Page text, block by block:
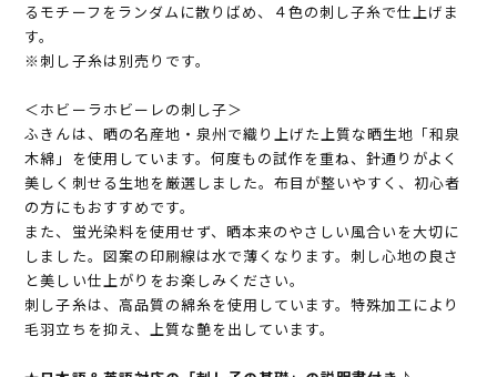
るモチーフをランダムに散りばめ、４色の刺し子糸で仕上げま
す。
※刺し子糸は別売りです。
＜ホビーラホビーレの刺し子＞
ふきんは、晒の名産地・泉州で織り上げた上質な晒生地「和泉
木綿」を使用しています。何度もの試作を重ね、針通りがよく
美しく刺せる生地を厳選しました。布目が整いやすく、初心者
の方にもおすすめです。
また、蛍光染料を使用せず、晒本来のやさしい風合いを大切に
しました。図案の印刷線は水で薄くなります。刺し心地の良さ
と美しい仕上がりをお楽しみください。
刺し子糸は、高品質の綿糸を使用しています。特殊加工により
毛羽立ちを抑え、上質な艶を出しています。